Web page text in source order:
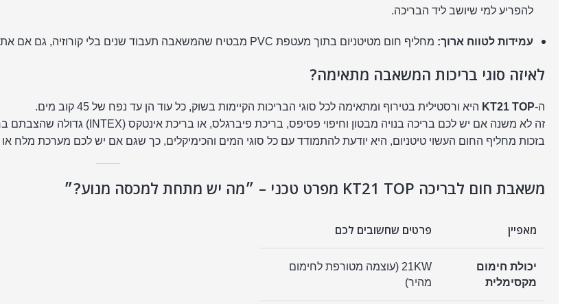
להפריע למי שיושב ליד הבריכה.
עמידות לטווח ארוך: מחליף חום מטיטניום בתוך מעטפת PVC מבטיח שהמשאבה תעבוד שנים בלי קורוזיה, גם אם אתם משתמשים במלח או בכלור.
לאיזה סוגי בריכות המשאבה מתאימה?
ה-KT21 TOP היא ורסטילית בטירוף ומתאימה לכל סוגי הבריכות הקיימות בשוק, כל עוד הן עד נפח של 45 קוב מים.
זה לא משנה אם יש לכם בריכה בנויה מבטון וחיפוי פסיפס, בריכת פיברגלס, או בריכת אינטקס (INTEX) גדולה שהצבתם בחצר – המשאבה הזו תעשה את העבודה.
בזכות מחליף החום העשוי טיטניום, היא יודעת להתמודד עם כל סוגי המים והכימיקלים, כך שגם אם יש לכם מערכת מלח או
משאבת חום לבריכה KT21 TOP מפרט טכני – ״מה יש מתחת למכסה מנוע?״
מאפיין פרטים שחשובים לכם
יכולת חימום
מקסימלית
21KW (עוצמה מטורפת לחימום
מהיר)